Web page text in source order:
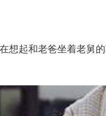
起和老爸坐着老舅的